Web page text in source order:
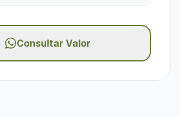
Consultar Valor